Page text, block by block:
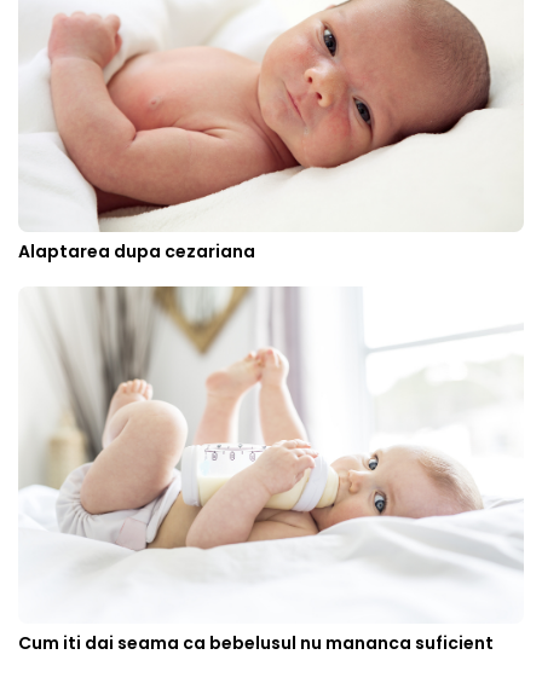
Alaptarea dupa cezariana
Cum iti dai seama ca bebelusul nu mananca suficient